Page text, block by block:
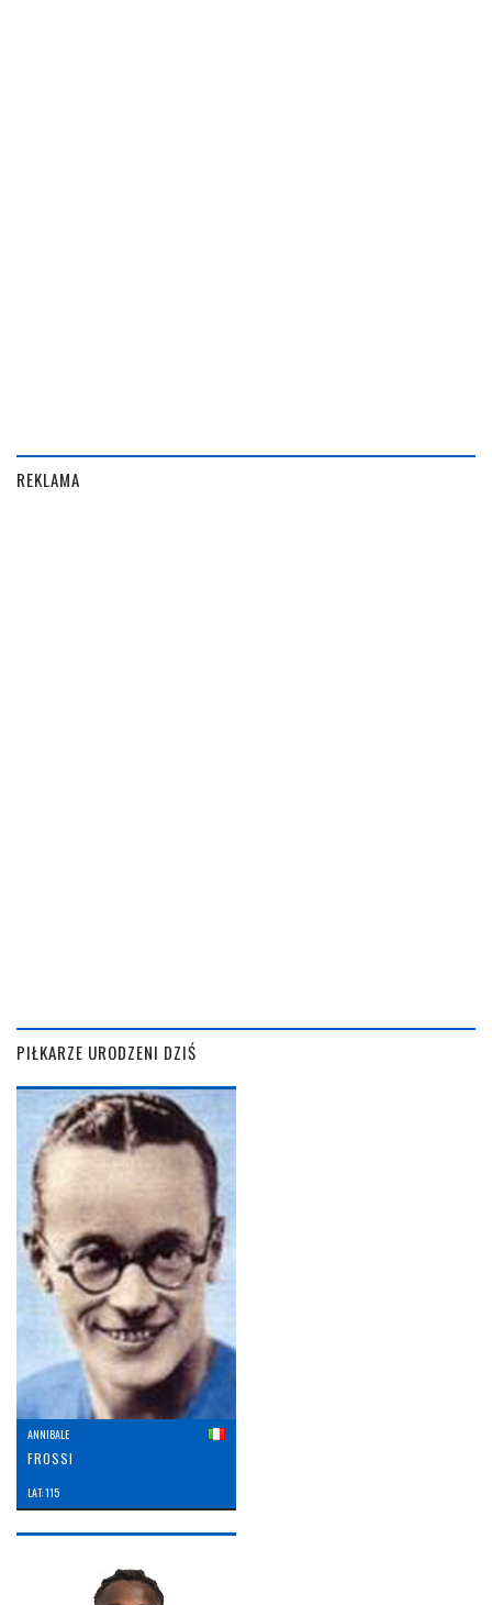
REKLAMA
PIŁKARZE URODZENI DZIŚ
ANNIBALE
FROSSI
LAT: 115